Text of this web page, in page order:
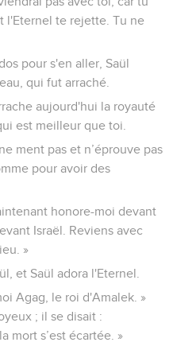
l'Eternel te rejette. Tu ne
pour s'en aller, Saül
qui fut arraché.
aujourd'hui la royauté
est meilleur que toi.
ment pas et n’éprouve pas
pour avoir des
honore-moi devant
Israël. Reviens avec
»
et Saül adora l'Eternel.
Agag, le roi d'Amalek. »
; il se disait :
mort s’est écartée. »